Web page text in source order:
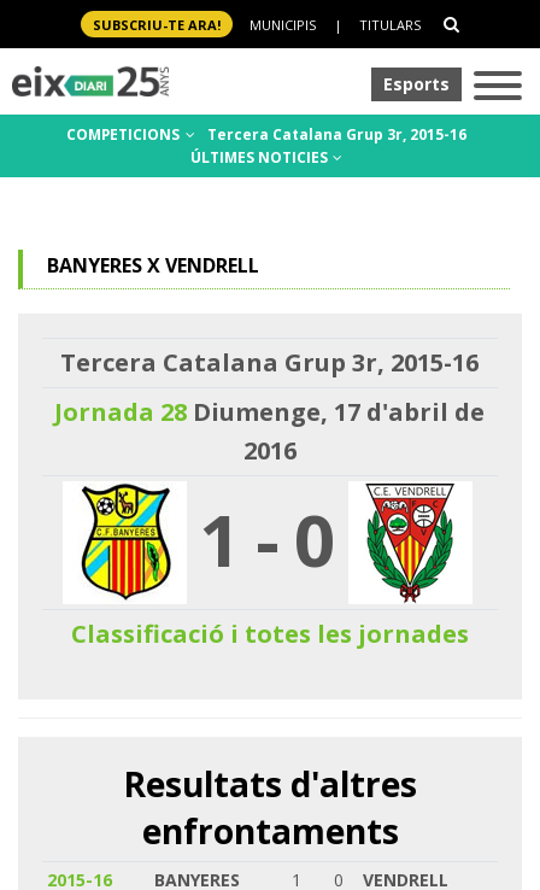
SUBSCRIU-TE ARA! MUNICIPIS | TITULARS
Esports
COMPETICIONS
Tercera Catalana Grup 3r, 2015-16
ÚLTIMES NOTICIES
BANYERES X VENDRELL
Tercera Catalana Grup 3r, 2015-16
Jornada 28 Diumenge, 17 d'abril de
2016
1 -0
Classificació i totes les jornades
Resultats d'altres
enfrontaments
2015-16 BANYERES 1 0
VENDRELL